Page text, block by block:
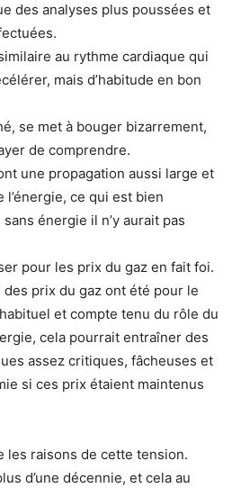
des analyses plus poussées et
au rythme cardiaque qui
mais d’habitude en bon
se met à bouger bizarrement,
de comprendre.
une propagation aussi large et
ce qui est bien
énergie il n’y aurait pas
pour les prix du gaz en fait foi.
prix du gaz ont été pour le
et compte tenu du rôle du
cela pourrait entraîner des
assez critiques, fâcheuses et
si ces prix étaient maintenus
les raisons de cette tension.
d’une décennie, et cela au